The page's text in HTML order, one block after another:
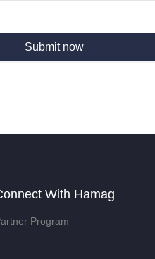
Submit now
With Hamag
Program